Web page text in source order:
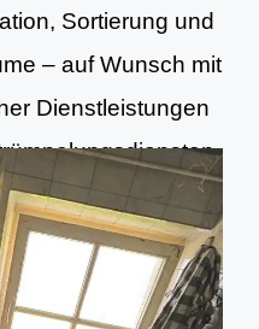
Sortierung und
– auf Wunsch mit
Dienstleistungen